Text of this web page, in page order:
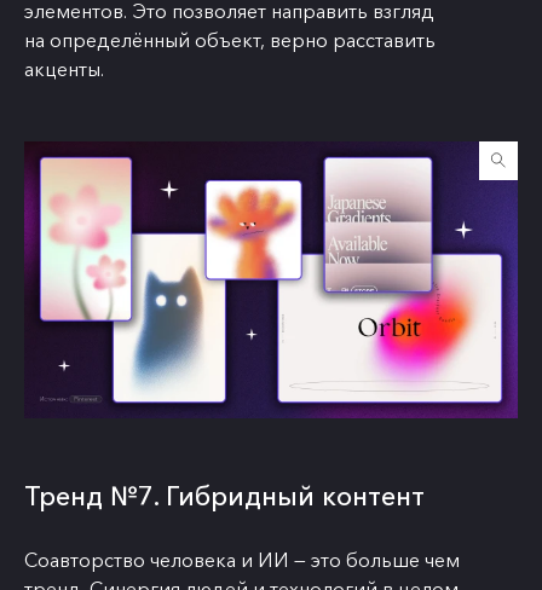
элементов. Это позволяет направить взгляд
на определённый объект, верно расставить
акценты.
Тренд №7. Гибридный контент
Соавторство человека и ИИ — это больше чем